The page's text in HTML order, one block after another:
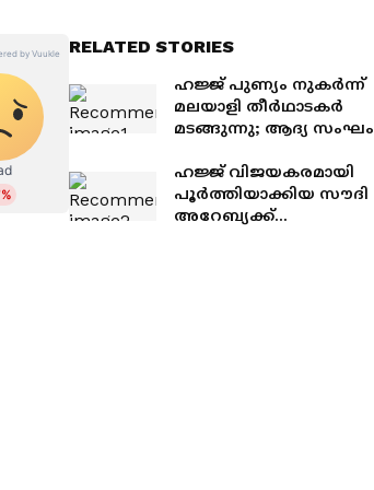
RELATED STORIES
ഹജ്ജ് പുണ്യം നുകർന്ന്
മലയാളി തീർഥാടകർ
മടങ്ങുന്നു; ആദ്യ സംഘം
ഹജ്ജ് വിജയകരമായി
പൂർത്തിയാക്കിയ സൗദി
അറേബ്യക്ക്